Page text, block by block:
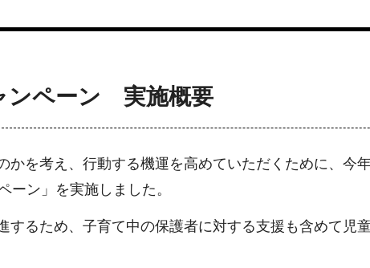
ンペーン 実施概要
を考え、行動する機運を高めていただくために、今
ン」を実施しました。
るため、子育て中の保護者に対する支援も含めて児